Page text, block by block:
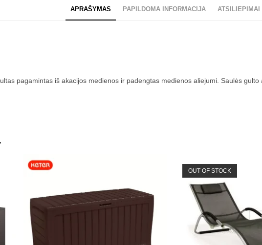
APRAŠYMAS PAPILDOMA INFORMACIJA ATSILIEPIMAI
pagamintas iš akacijos medienos ir padengtas medienos aliejumi. Saulės
OUT OF STOCK